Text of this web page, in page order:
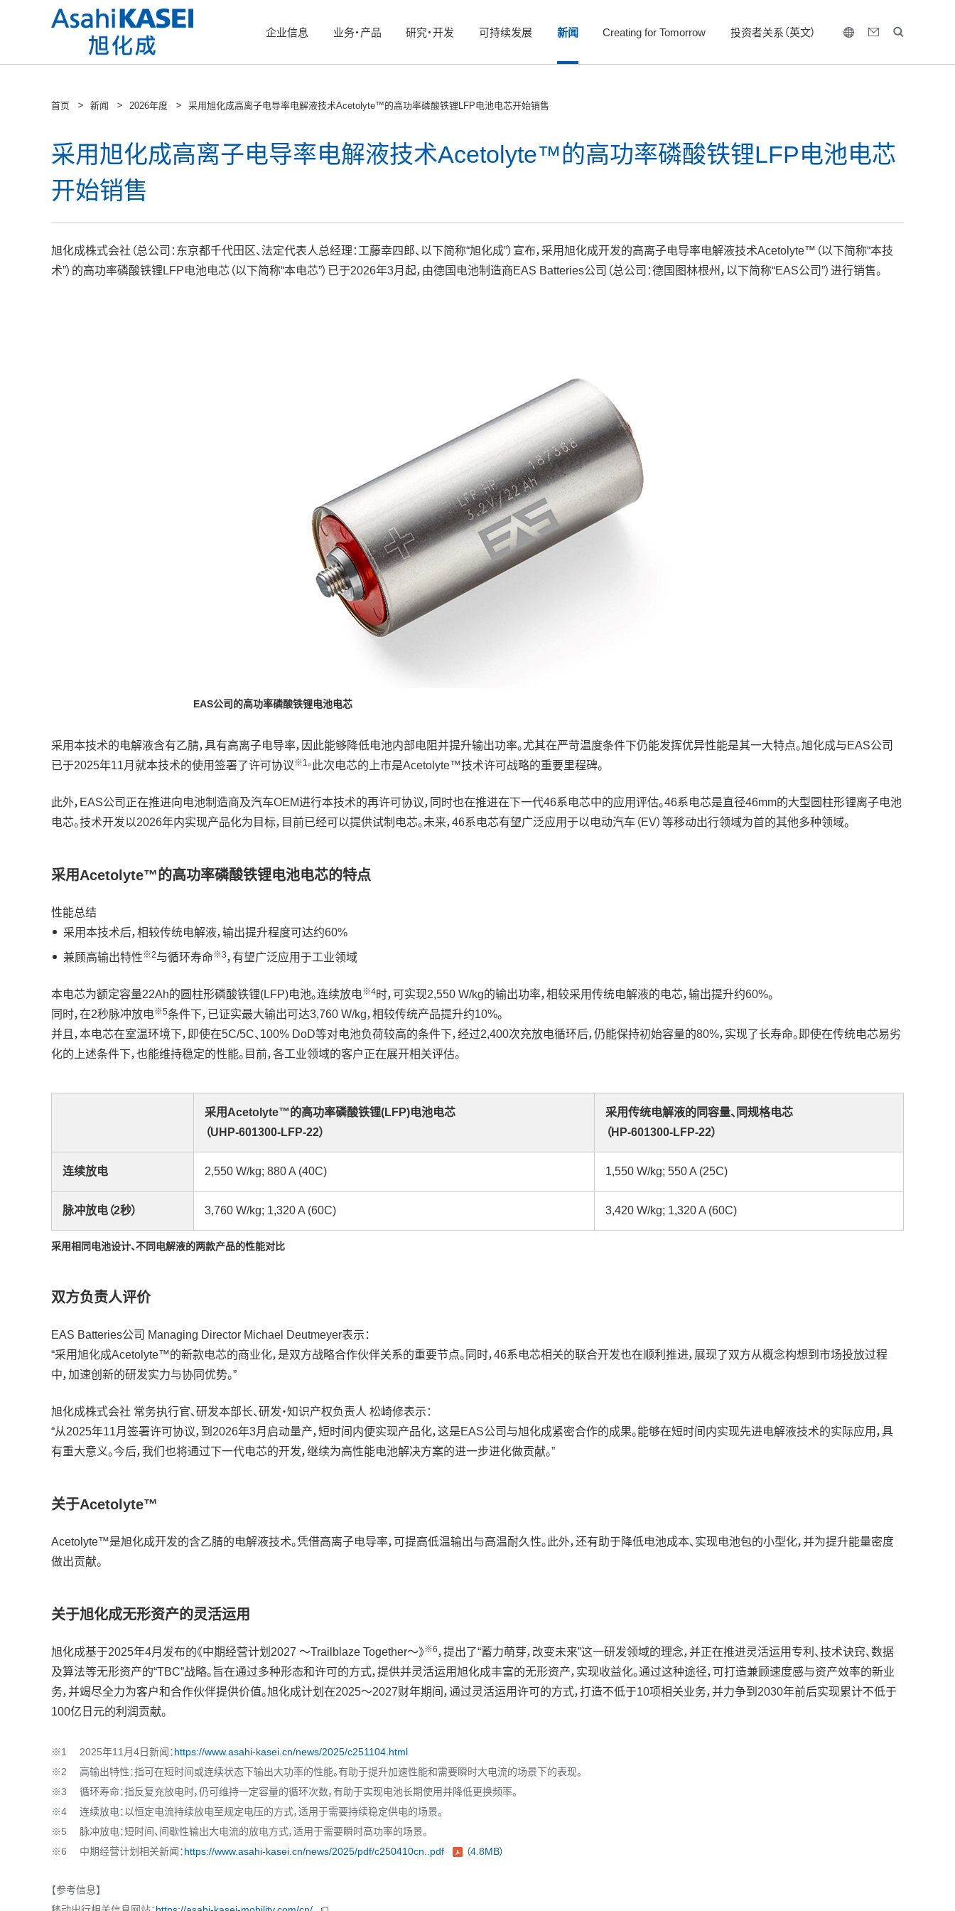
企业信息 业务・产品 研究・开发 可持续发展 新闻 Creating for Tomorrow 投资者关系（英文）
首页 新闻 2026年度 采用旭化成高离子电导率电解液技术Acetolyte™的高功率磷酸铁锂LFP电池电芯开始销售
采用旭化成高离子电导率电解液技术Acetolyte™的高功率磷酸铁锂LFP电池电芯
开始销售
旭化成株式会社（总公司：东京都千代田区、法定代表人总经理：工藤幸四郎、以下简称“旭化成”）宣布，采用旭化成开发的高离子电导率电解液技术Acetolyte™（以下简称“本技
术”）的高功率磷酸铁锂LFP电池电芯（以下简称“本电芯”）已于2026年3月起，由德国电池制造商EAS Batteries公司（总公司：德国图林根州，以下简称“EAS公司”）进行销售。
EAS公司的高功率磷酸铁锂电池电芯
采用本技术的电解液含有乙腈，具有高离子电导率，因此能够降低电池内部电阻并提升输出功率。尤其在严苛温度条件下仍能发挥优异性能是其一大特点。旭化成与EAS公司
已于2025年11月就本技术的使用签署了许可协议※1。 此次电芯的上市是Acetolyte™技术许可战略的重要里程碑。
此外，EAS公司正在推进向电池制造商及汽车OEM进行本技术的再许可协议，同时也在推进在下一代46系电芯中的应用评估。46系电芯是直径46mm的大型圆柱形锂离子电池
电芯。技术开发以2026年内实现产品化为目标，目前已经可以提供试制电芯。未来，46系电芯有望广泛应用于以电动汽车（EV）等移动出行领域为首的其他多种领域。
采用Acetolyte™的高功率磷酸铁锂电池电芯的特点
性能总结
采用本技术后，相较传统电解液，输出提升程度可达约60%
兼顾高输出特性※2与循环寿命※3，有望广泛应用于工业领域
本电芯为额定容量22Ah的圆柱形磷酸铁锂(LFP)电池。连续放电※4时，可实现2,550 W/kg的输出功率，相较采用传统电解液的电芯，输出提升约60%。
同时，在2秒脉冲放电※5条件下，已证实最大输出可达3,760 W/kg，相较传统产品提升约10%。
并且，本电芯在室温环境下，即使在5C/5C、100% DoD等对电池负荷较高的条件下，经过2,400次充放电循环后，仍能保持初始容量的80%，实现了长寿命。即使在传统电芯易劣
化的上述条件下，也能维持稳定的性能。目前，各工业领域的客户正在展开相关评估。
采用Acetolyte™的高功率磷酸铁锂(LFP)电池电芯
（UHP-601300-LFP-22）
采用传统电解液的同容量、同规格电芯
（HP-601300-LFP-22）
连续放电 2,550 W/kg; 880 A (40C) 1,550 W/kg; 550 A (25C)
脉冲放电（2秒） 3,760 W/kg; 1,320 A (60C) 3,420 W/kg; 1,320 A (60C)
采用相同电池设计、不同电解液的两款产品的性能对比
双方负责人评价
EAS Batteries公司 Managing Director Michael Deutmeyer表示：
“采用旭化成Acetolyte™的新款电芯的商业化，是双方战略合作伙伴关系的重要节点。同时，46系电芯相关的联合开发也在顺利推进，展现了双方从概念构想到市场投放过程
中，加速创新的研发实力与协同优势。”
旭化成株式会社 常务执行官、研发本部长、研发・知识产权负责人 松崎修表示：
“从2025年11月签署许可协议，到2026年3月启动量产，短时间内便实现产品化，这是EAS公司与旭化成紧密合作的成果。能够在短时间内实现先进电解液技术的实际应用，具
有重大意义。今后，我们也将通过下一代电芯的开发，继续为高性能电池解决方案的进一步进化做贡献。”
关于Acetolyte™
Acetolyte™是旭化成开发的含乙腈的电解液技术。凭借高离子电导率，可提高低温输出与高温耐久性。此外，还有助于降低电池成本、实现电池包的小型化，并为提升能量密度
做出贡献。
关于旭化成无形资产的灵活运用
旭化成基于2025年4月发布的《中期经营计划2027 ～Trailblaze Together～》※6，提出了“蓄力萌芽，改变未来”这一研发领域的理念，并正在推进灵活运用专利、技术诀窍、数据
及算法等无形资产的“TBC”战略。旨在通过多种形态和许可的方式，提供并灵活运用旭化成丰富的无形资产，实现收益化。通过这种途径，可打造兼顾速度感与资产效率的新业
务，并竭尽全力为客户和合作伙伴提供价值。旭化成计划在2025～2027财年期间，通过灵活运用许可的方式，打造不低于10项相关业务，并力争到2030年前后实现累计不低于
100亿日元的利润贡献。
※1 2025年11月4日新闻：https://www.asahi-kasei.cn/news/2025/c251104.html
※2
高输出特性：指可在短时间或连续状态下输出大功率的性能。有助于提升加速性能和需要瞬时大电流的场景下的表现。
※3
循环寿命：指反复充放电时，仍可维持一定容量的循环次数，有助于实现电池长期使用并降低更换频率。
※4
连续放电：以恒定电流持续放电至规定电压的方式，适用于需要持续稳定供电的场景。
※5
脉冲放电：短时间、间歇性输出大电流的放电方式，适用于需要瞬时高功率的场景。
※6
中期经营计划相关新闻：https://www.asahi-kasei.cn/news/2025/pdf/c250410cn..pdf （4.8MB）
【参考信息】